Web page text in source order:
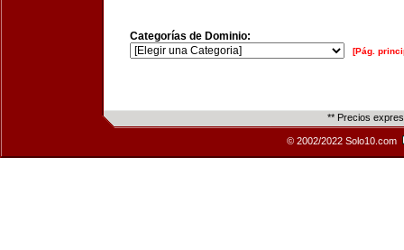
Categorías de Dominio:
[Pág.
** Precios
© 2002/2022 Solo10.com